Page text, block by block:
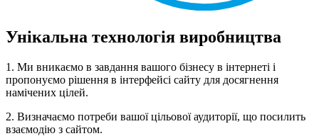
Унікальна технологія виробництва
1. Ми вникаємо в завдання вашого бізнесу в інтернеті і
пропонуємо рішення в інтерфейсі сайту для досягнення
намічених цілей.
2. Визначаємо потреби вашої цільової аудиторії, що посилить
взаємодію з сайтом.